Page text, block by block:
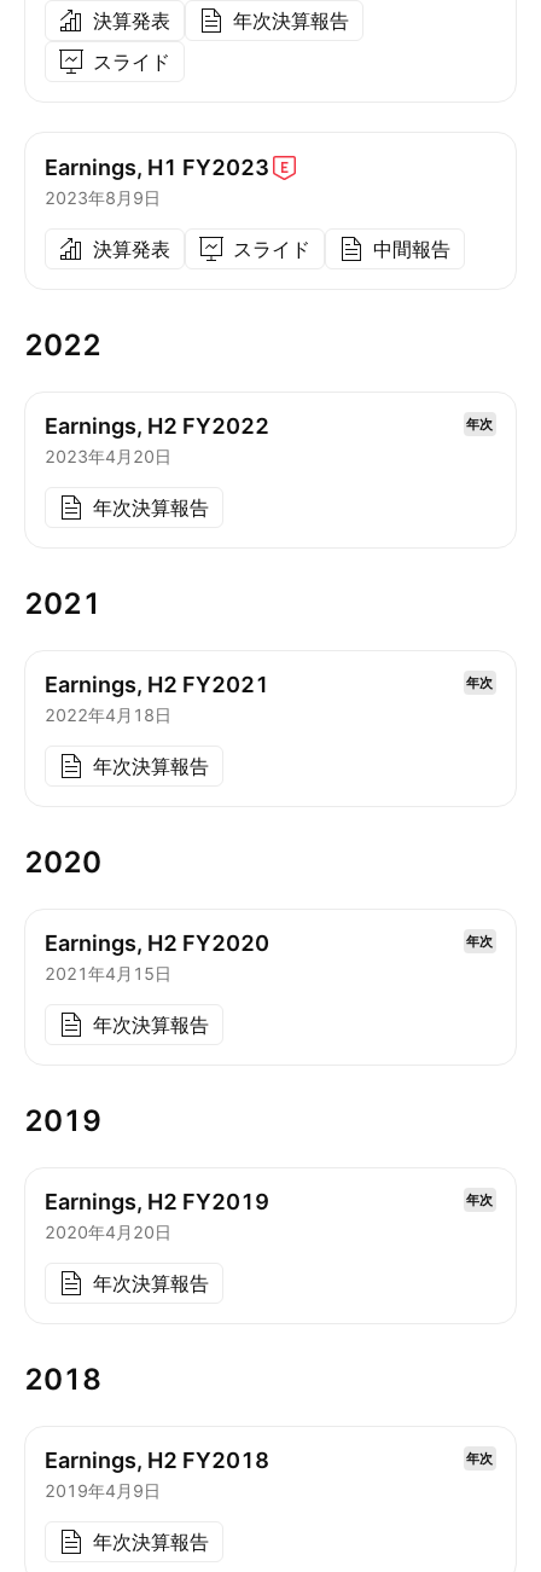
決算発表
年次決算報告
スライド
Earnings, H1 FY2023
2023年8月9日
決算発表 スライド 中間報告
2022
Earnings, H2 FY2022 年次
2023年4月20日
年次決算報告
2021
Earnings, H2 FY2021 年次
2022年4月18日
年次決算報告
2020
Earnings, H2 FY2020 年次
2021年4月15日
年次決算報告
2019
Earnings, H2 FY2019 年次
2020年4月20日
年次決算報告
2018
Earnings, H2 FY2018 年次
2019年4月9日
年次決算報告